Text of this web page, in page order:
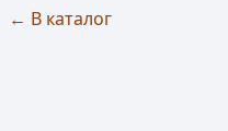
← В каталог